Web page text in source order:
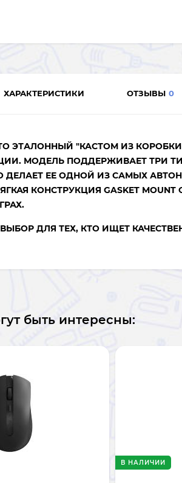
ХАРАКТЕРИСТИКИ ОТЗЫВЫ 0
ЭТАЛОННЫЙ "КАСТОМ ИЗ
МОДЕЛЬ ПОДДЕРЖИВАЕТ ТРИ
ДЕЛАЕТ ЕЕ ОДНОЙ ИЗ САМЫХ
КОНСТРУКЦИЯ GASKET MOUNT
ДЛЯ ТЕХ, КТО ИЩЕТ
быть интересны:
В НАЛИЧИИ